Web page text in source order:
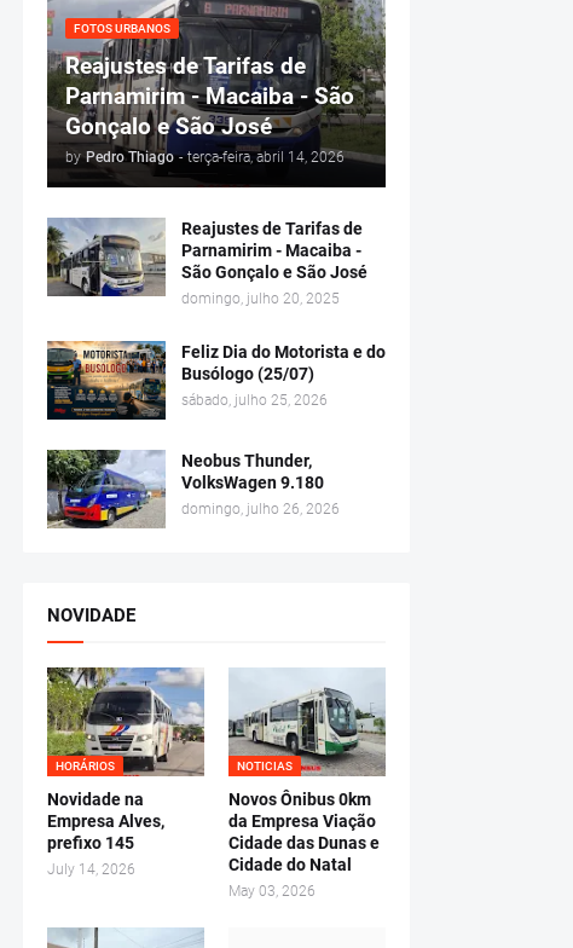
FOTOS URBANOS
Reajustes de Tarifas de
Parnamirim - Macaiba - São
Gonçalo e São José
by Pedro Thiago - terça-feira, abril 14, 2026
Reajustes de Tarifas de
Parnamirim - Macaiba -
São Gonçalo e São José
domingo, julho 20, 2025
Feliz Dia do Motorista e do
Busólogo (25/07)
sábado, julho 25, 2026
Neobus Thunder,
VolksWagen 9.180
domingo, julho 26, 2026
NOVIDADE
HORÁRIOS
Novidade na
Empresa Alves,
prefixo 145
July 14, 2026
NOTICIAS
Novos Ônibus 0km
da Empresa Viação
Cidade das Dunas e
Cidade do Natal
May 03, 2026